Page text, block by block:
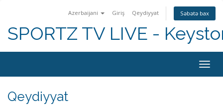
Azerbaijani Giriş Qeydiyyat Səbətə bax
SPORTZ TV LIVE -
Qeydiyyat